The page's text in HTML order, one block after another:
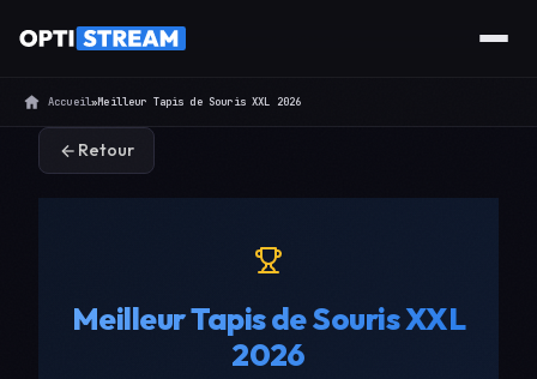
Accueil»Meilleur Tapis de Souris XXL 2026
Retour
Meilleur Tapis de Souris XXL
2026